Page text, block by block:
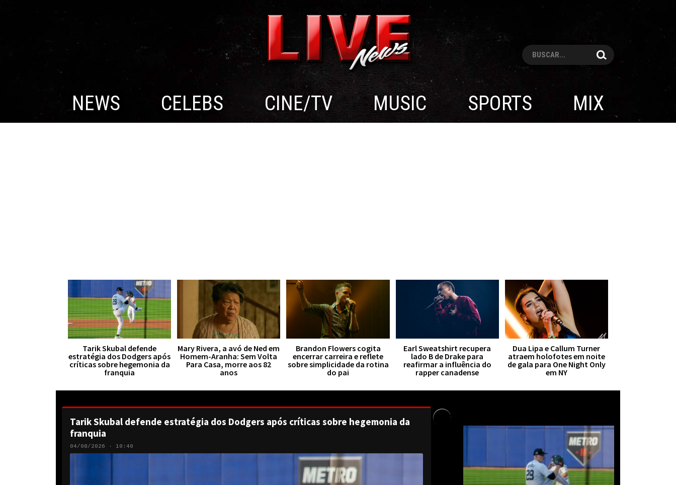
Pesquisar
NEWS CELEBS CINE/TV MUSIC SPORTS MIX
Tarik Skubal defende
estratégia dos Dodgers após
críticas sobre hegemonia da
franquia
Mary Rivera, a avó de Ned em
Homem-Aranha: Sem Volta
Para Casa, morre aos 82
anos
Brandon Flowers cogita
encerrar carreira e reflete
sobre simplicidade da rotina
do pai
Earl Sweatshirt recupera
lado B de Drake para
reafirmar a influência do
rapper canadense
Dua Lipa e Callum Turner
atraem holofotes em noite
de gala para One Night Only
em NY
Tarik Skubal defende estratégia dos Dodgers após críticas sobre hegemonia da
franquia
04/08/2026 · 10:40